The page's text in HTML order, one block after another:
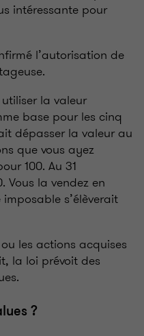
intéressante pour
l’autorisation de
la valeur
base pour les cinq
dépasser la valeur au
que vous ayez
100. Au 31
Vous la vendez en
s’élèverait
les actions acquises
la loi prévoit des
?